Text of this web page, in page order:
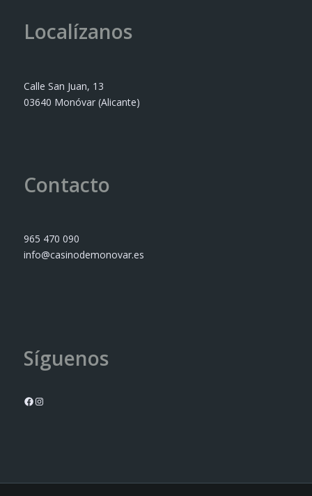
Localízanos
Calle San Juan, 13
03640 Monóvar (Alicante)
Contacto
965 470 090
info@casinodemonovar.es
Síguenos